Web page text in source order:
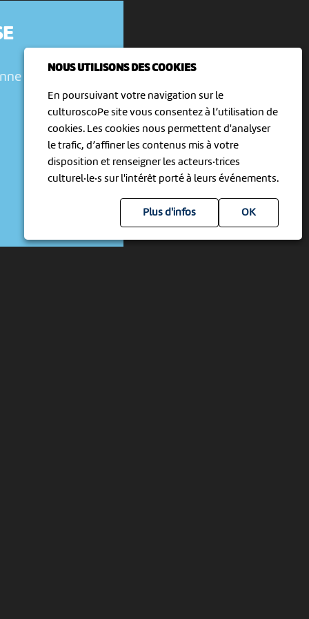
NOUS UTILISONS DES COOKIES
En poursuivant votre navigation sur le
culturoscoPe site vous consentez à l’utilisation de
cookies. Les cookies nous permettent d'analyser
le trafic, d’affiner les contenus mis à votre
disposition et renseigner les acteurs·trices
culturel·le·s sur l'intérêt porté à leurs événements.
Plus d'infos